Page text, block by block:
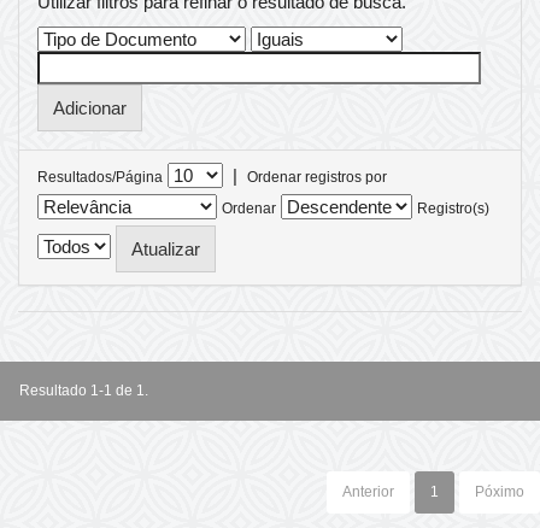
Resultados/Página |
Ordenar registros por
Ordenar
Registro(s)
Resultado 1-1 de 1.
Anterior 1 Póximo